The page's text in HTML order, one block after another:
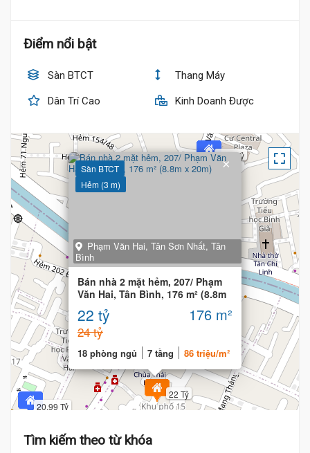
Điểm nổi bật
Sàn BTCT Thang Máy
Dân Trí Cao Kinh Doanh Được
22 Tỷ
20.99 Tỷ
20.3 Tỷ
Sàn BTCT
Hẻm (3 m)
Phạm Văn Hai, Tân Sơn Nhất, Tân
Bình
Bán nhà 2 mặt hẻm, 207/ Phạm
Văn Hai, Tân Bình, 176 m² (8.8m
x 20m)
22 tỷ 176 m²
24 tỷ
18 phòng ngủ 7 tầng 86 triệu/m²
×
Tìm kiếm theo từ khóa